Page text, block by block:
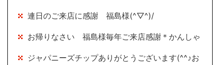
連日のご来店に感謝 福島様(^▽^)/
お帰りなさい 福島様毎年ご来店感謝＊かんしゃ
ジャパニーズチップありがとうございます(^^♪お